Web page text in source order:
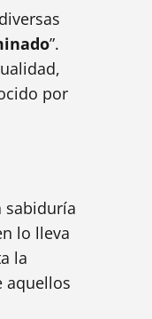
”.
por
sabiduría
lo lleva
la
aquellos